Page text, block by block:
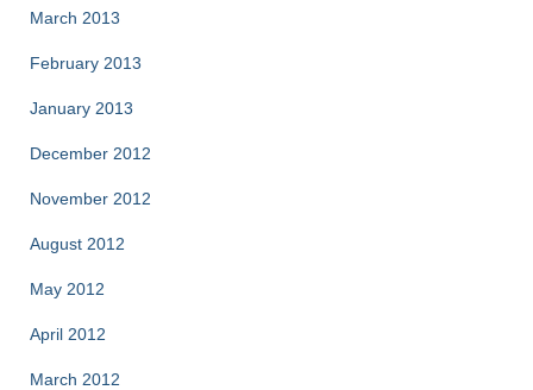
March 2013
February 2013
January 2013
December 2012
November 2012
August 2012
May 2012
April 2012
March 2012